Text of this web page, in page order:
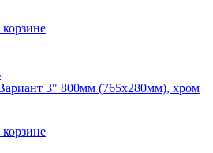
3" 800мм (765х280мм), хром